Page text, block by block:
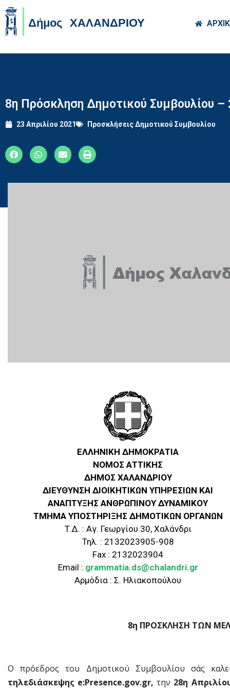
8η Πρόσκληση Δημοτικού Συμβουλίου –
23 Απριλίου 2021 Προσκλήσεις Δημοτικού Συμβουλίου
ΕΛΛΗΝΙΚΗ ΔΗΜΟΚΡΑΤΙΑ
ΝΟΜΟΣ ΑΤΤΙΚΗΣ
ΔΗΜΟΣ ΧΑΛΑΝΔΡΙΟΥ
ΔΙΕΥΘΥΝΣΗ ΔΙΟΙΚΗΤΙΚΩΝ ΥΠΗΡΕΣΙΩΝ ΚΑΙ
ΑΝΑΠΤΥΞΗΣ ΑΝΘΡΩΠΙΝΟΥ ΔΥΝΑΜΙΚΟΥ
ΤΜΗΜΑ ΥΠΟΣΤΗΡΙΞΗΣ ΔΗΜΟΤΙΚΩΝ ΟΡΓΑΝΩΝ
Τ.Δ. : Αγ. Γεωργίου 30, Χαλάνδρι
Τηλ. : 2132023905-908
Fax : 2132023904
Email : grammatia.ds@chalandri.gr
Αρμόδια : Σ. Ηλιακοπούλου
8η ΠΡΟΣΚΛΗΣΗ ΤΩΝ
Ο πρόεδρος του Δημοτικού Συμβουλίου σάς
τηλεδιάσκεψης e:Presence.gov.gr,την 28η